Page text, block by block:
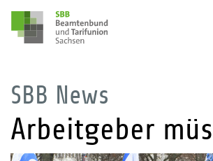
SBB News
Arbeitgeber